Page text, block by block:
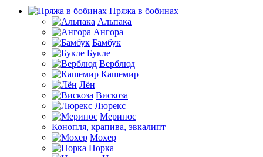
Пряжа в бобинах
Альпака
Ангора
Бамбук
Букле
Верблюд
Кашемир
Лён
Вискоза
Люрекс
Меринос
Конопля, крапива, эвкалипт
Мохер
Норка